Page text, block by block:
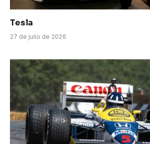
Tesla
27 de julio de 2026